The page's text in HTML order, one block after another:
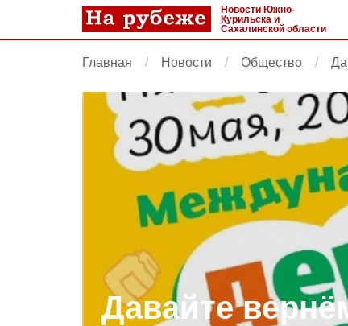
Новости Южно-
Курильска и
Сахалинской области
Главная Новости Общество
Давайте